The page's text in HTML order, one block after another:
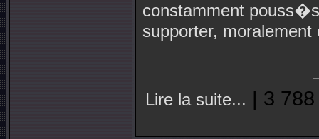
constamment
supporter,
Lire la suite... | 3